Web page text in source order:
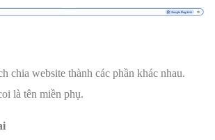
chia website thành các phần khác nhau.
là tên miền phụ.